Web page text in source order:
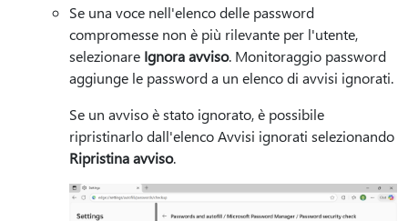
Se una voce nell'elenco delle password
compromesse non è più rilevante per l'utente,
selezionare Ignora avviso. Monitoraggio password
aggiunge le password a un elenco di avvisi ignorati.
Se un avviso è stato ignorato, è possibile
ripristinarlo dall'elenco Avvisi ignorati selezionando
Ripristina avviso.